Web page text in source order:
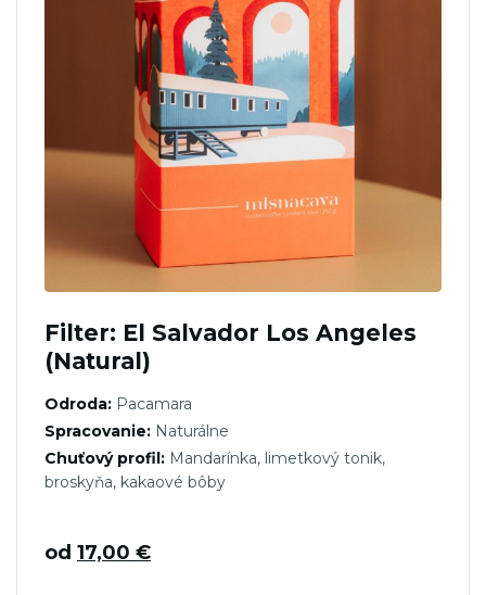
Filter: El Salvador Los Angeles
(Natural)
Odroda: Pacamara
Spracovanie: Naturálne
Chuťový profil: Mandarínka, limetkový tonik,
broskyňa, kakaové bôby
od 17,00 €